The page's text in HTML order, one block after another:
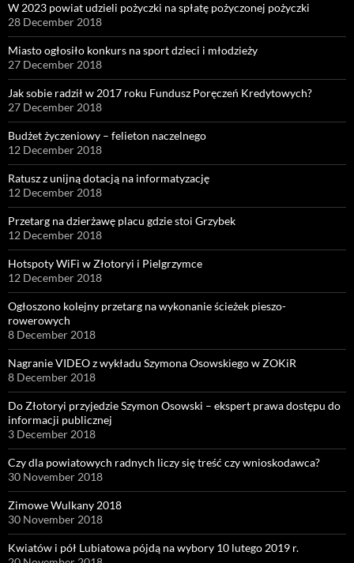
W 2023 powiat udzieli pożyczki na spłatę pożyczonej pożyczki
28 December 2018
Miasto ogłosiło konkurs na sport dzieci i młodzieży
27 December 2018
Jak sobie radził w 2017 roku Fundusz Poręczeń Kredytowych?
27 December 2018
Budżet życzeniowy – felieton naczelnego
12 December 2018
Ratusz z unijną dotacją na informatyzację
12 December 2018
Przetarg na dzierżawę placu gdzie stoi Grzybek
12 December 2018
Hotspoty WiFi w Złotoryi i Pielgrzymce
12 December 2018
Ogłoszono kolejny przetarg na wykonanie ścieżek pieszo-
rowerowych
8 December 2018
Nagranie VIDEO z wykładu Szymona Osowskiego w ZOKiR
8 December 2018
Do Złotoryi przyjedzie Szymon Osowski – ekspert prawa dostępu do
informacji publicznej
3 December 2018
Czy dla powiatowych radnych liczy się treść czy wnioskodawca?
30 November 2018
Zimowe Wulkany 2018
30 November 2018
Kwiatów i pół Lubiatowa pójdą na wybory 10 lutego 2019 r.